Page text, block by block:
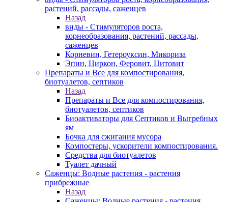
растений, рассады, саженцев
Назад
виды - Стимуляторов роста,
корнеобразования, растений, рассады,
саженцев
Корневин, Гетероуксин, Микориза
Эпин, Циркон, Феровит, Цитовит
Препараты и Все для компостирования,
биотуалетов, септиков
Назад
Препараты и Все для компостирования,
биотуалетов, септиков
Биоактиваторы для Септиков и Выгребных
ям
Бочка для сжигания мусора
Компостеры, ускорители компостирования.
Средства для биотуалетов
Туалет дачный
Саженцы: Водные растения - растения
прибрежные
Назад